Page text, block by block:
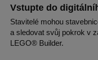
Vstupte do
Stavitelé mohou
a sledovat svůj pokrok v
LEGO® Builder.